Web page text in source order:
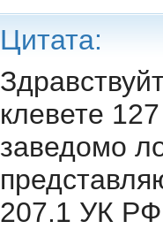
Цитата:
клевете
заведомо
207.1 УК